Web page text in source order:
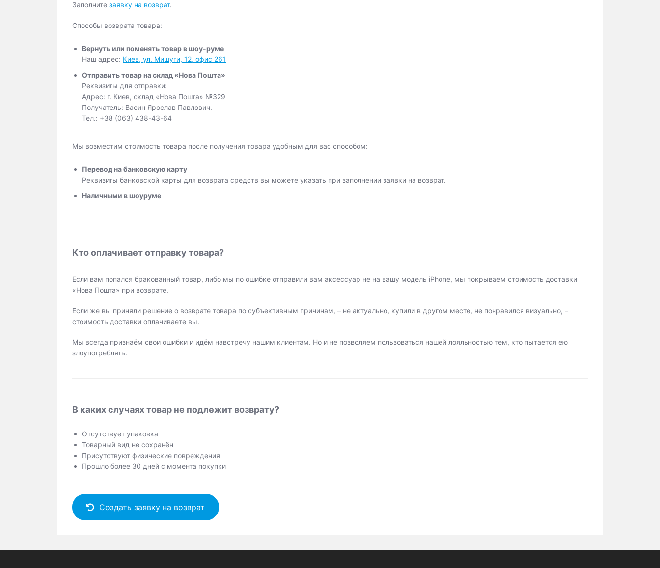
Заполните заявку на возврат.
Способы возврата товара:
Вернуть или поменять товар в шоу-руме
Наш адрес: Киев, ул. Мишуги, 12, офис 261
Отправить товар на склад «Нова Пошта»
Реквизиты для отправки:
Адрес: г. Киев, склад «Нова Пошта» №329
Получатель: Васин Ярослав Павлович.
Тел.: +38 (063) 438-43-64
Мы возместим стоимость товара после получения товара удобным для вас способом:
Перевод на банковскую карту
Реквизиты банковской карты для возврата средств вы можете указать при заполнении заявки на возврат.
Наличными в шоуруме
Кто оплачивает отправку товара?
Если вам попался бракованный товар, либо мы по ошибке отправили вам аксессуар не на вашу модель iPhone, мы покрываем стоимость доставки
«Нова Пошта» при возврате.
Если же вы приняли решение о возврате товара по субъективным причинам, – не актуально, купили в другом месте, не понравился визуально, –
стоимость доставки оплачиваете вы.
Мы всегда признаём свои ошибки и идём навстречу нашим клиентам. Но и не позволяем пользоваться нашей лояльностью тем, кто пытается ею
злоупотреблять.
В каких случаях товар не подлежит возврату?
Отсутствует упаковка
Товарный вид не сохранён
Присутствуют физические повреждения
Прошло более 30 дней с момента покупки
Создать заявку на возврат